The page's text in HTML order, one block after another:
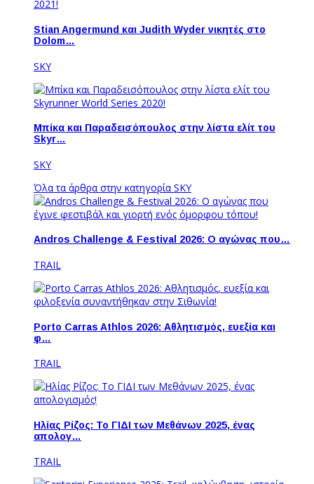
Stian Angermund και Judith Wyder νικητές στο
Dolom…
SKY
Μπίκα και Παραδεισόπουλος στην λίστα ελίτ του
Skyr…
SKY
Όλα τα άρθρα στην κατηγορία SKY
Andros Challenge & Festival 2026: O αγώνας που…
TRAIL
Porto Carras Athlos 2026: Aθλητισμός, ευεξία και
φ…
TRAIL
Ηλίας Ρίζος: Το ΓΙΔΙ των Μεθάνων 2025, ένας
απολογ…
TRAIL